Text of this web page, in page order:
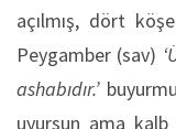
açılmış, dört
Peygamber (sav)
ashabıdır.’
uyursun ama